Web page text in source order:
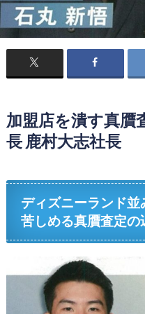
加盟店を潰す真贋
長 鹿村大志社長
ディズニーランド
苦しめる真贋査定の